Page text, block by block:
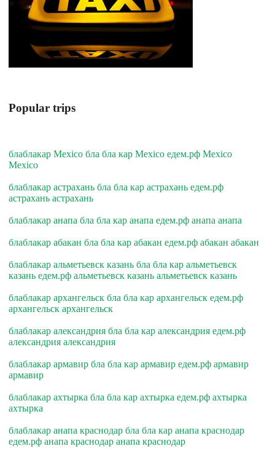
Popular trips
блаблакар Mexico бла бла кар Mexico едем.рф Mexico
Mexico
блаблакар астрахань бла бла кар астрахань едем.рф
астрахань астрахань
блаблакар анапа бла бла кар анапа едем.рф анапа анапа
блаблакар абакан бла бла кар абакан едем.рф абакан абакан
блаблакар альметьевск казань бла бла кар альметьевск
казань едем.рф альметьевск казань альметьевск казань
блаблакар архангельск бла бла кар архангельск едем.рф
архангельск архангельск
блаблакар александрия бла бла кар александрия едем.рф
александрия александрия
блаблакар армавир бла бла кар армавир едем.рф армавир
армавир
блаблакар ахтырка бла бла кар ахтырка едем.рф ахтырка
ахтырка
блаблакар анапа краснодар бла бла кар анапа краснодар
едем.рф анапа краснодар анапа краснодар